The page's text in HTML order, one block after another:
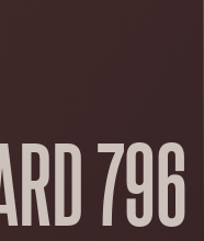
796